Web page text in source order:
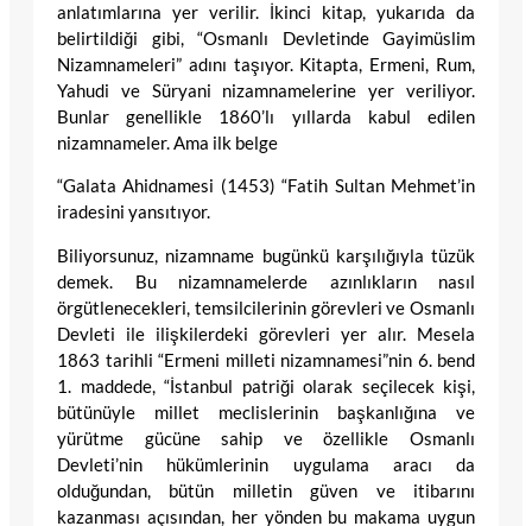
anlatımlarına yer verilir. İkinci kitap, yukarıda da
belirtildiği gibi, “Osmanlı Devletinde Gayimüslim
Nizamnameleri” adını taşıyor. Kitapta, Ermeni, Rum,
Yahudi ve Süryani nizamnamelerine yer veriliyor.
Bunlar genellikle 1860’lı yıllarda kabul edilen
nizamnameler. Ama ilk belge
“Galata Ahidnamesi (1453) “Fatih Sultan Mehmet’in
iradesini yansıtıyor.
Biliyorsunuz, nizamname bugünkü karşılığıyla tüzük
demek. Bu nizamnamelerde azınlıkların nasıl
örgütlenecekleri, temsilcilerinin görevleri ve Osmanlı
Devleti ile ilişkilerdeki görevleri yer alır. Mesela
1863 tarihli “Ermeni milleti nizamnamesi”nin 6. bend
1. maddede, “İstanbul patriği olarak seçilecek kişi,
bütünüyle millet meclislerinin başkanlığına ve
yürütme gücüne sahip ve özellikle Osmanlı
Devleti’nin hükümlerinin uygulama aracı da
olduğundan, bütün milletin güven ve itibarını
kazanması açısından, her yönden bu makama uygun